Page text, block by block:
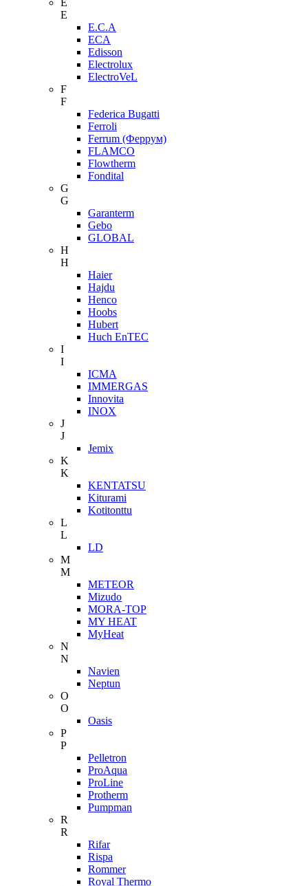
E
E
E.C.A
ECA
Edisson
Electrolux
ElectroVeL
F
F
Federica Bugatti
Ferroli
Ferrum (Феррум)
FLAMCO
Flowtherm
Fondital
G
G
Garanterm
Gebo
GLOBAL
H
H
Haier
Hajdu
Henco
Hoobs
Hubert
Huch EnTEC
I
I
ICMA
IMMERGAS
Innovita
INOX
J
J
Jemix
K
K
KENTATSU
Kiturami
Kotitonttu
L
L
LD
M
M
METEOR
Mizudo
MORA-TOP
MY HEAT
MyHeat
N
N
Navien
Neptun
O
O
Oasis
P
P
Pelletron
ProAqua
ProLine
Protherm
Pumpman
R
R
Rifar
Rispa
Rommer
Royal Thermo